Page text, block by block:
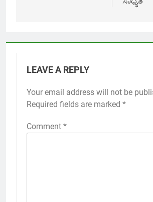
LEAVE A REPLY
Your email address will not be
Required fields are marked *
Comment *